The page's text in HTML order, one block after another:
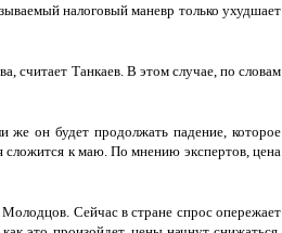
налоговый маневр только ухудшает
считает Танкаев. В этом случае, по словам
же он будет продолжать падение, которое
сложится к маю. По мнению экспертов, цена
Сейчас в стране спрос опережает